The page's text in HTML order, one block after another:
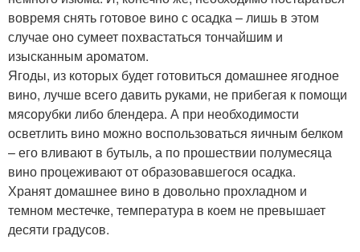
вовремя снять готовое вино с осадка – лишь в этом
случае оно сумеет похвастаться тончайшим и
изысканным ароматом.
Ягоды, из которых будет готовиться домашнее ягодное
вино, лучше всего давить руками, не прибегая к помощи
мясорубки либо блендера. А при необходимости
осветлить вино можно воспользоваться яичным белком
– его вливают в бутыль, а по прошествии полумесяца
вино процеживают от образовавшегося осадка.
Хранят домашнее вино в довольно прохладном и
темном местечке, температура в коем не превышает
десяти градусов.